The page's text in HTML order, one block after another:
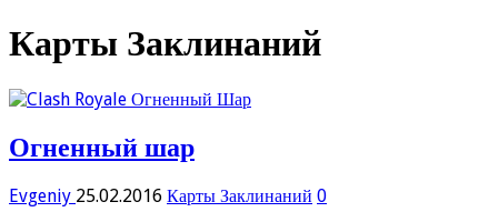
Карты Заклинаний
Огненный шар
Evgeniy 25.02.2016 Карты Заклинаний 0